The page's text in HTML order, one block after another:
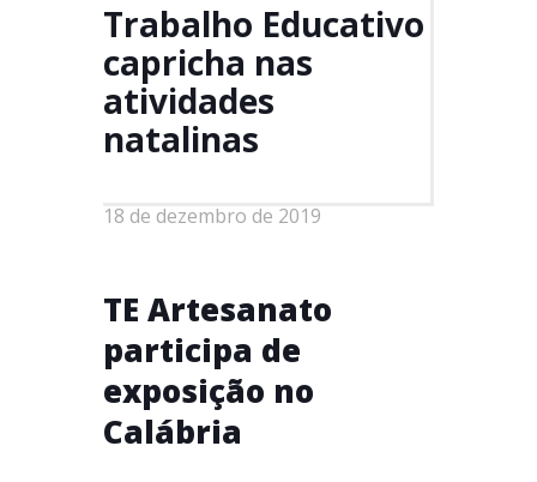
Trabalho Educativo
capricha nas
atividades
natalinas
18 de dezembro de 2019
TE Artesanato
participa de
exposição no
Calábria